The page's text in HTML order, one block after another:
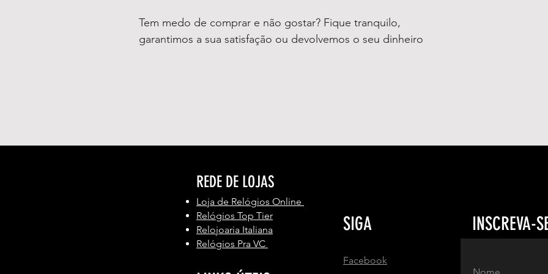
Tem medo de comprar e não gostar? Fique tranquilo,
garantimos a sua satisfação ou devolvemos o seu dinheiro
REDE DE LOJAS
Loja de Relógios Online
Relógios Top Tier
Relojoaria Italiana
Relógios Pra VC
SIGA
Facebook
INSCREVA-